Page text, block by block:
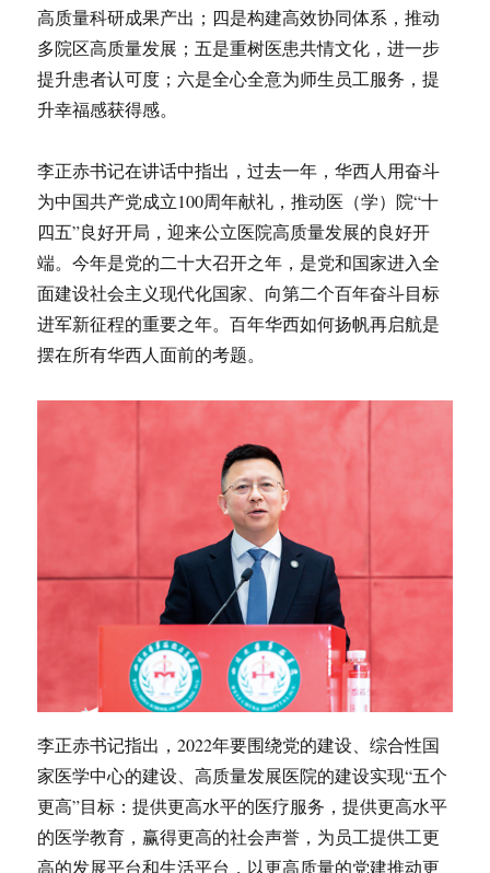
高质量科研成果产出；四是构建高效协同体系，推动
多院区高质量发展；五是重树医患共情文化，进一步
提升患者认可度；六是全心全意为师生员工服务，提
升幸福感获得感。
李正赤书记在讲话中指出，过去一年，华西人用奋斗
为中国共产党成立100周年献礼，推动医（学）院“十
四五”良好开局，迎来公立医院高质量发展的良好开
端。今年是党的二十大召开之年，是党和国家进入全
面建设社会主义现代化国家、向第二个百年奋斗目标
进军新征程的重要之年。百年华西如何扬帆再启航是
摆在所有华西人面前的考题。
李正赤书记指出，2022年要围绕党的建设、综合性国
家医学中心的建设、高质量发展医院的建设实现“五个
更高”目标：提供更高水平的医疗服务，提供更高水平
的医学教育，赢得更高的社会声誉，为员工提供工更
高的发展平台和生活平台，以更高质量的党建推动更